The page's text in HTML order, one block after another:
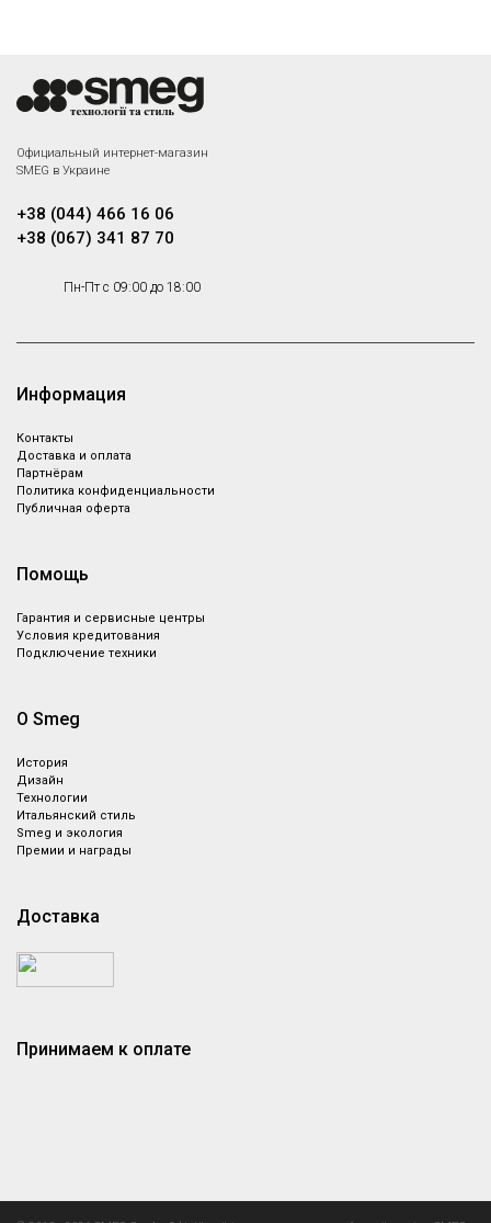
Назад
Smeg COL19H
Аксессуары Стандартный,
Под заказ
34 см
Под заказ
Smeg KITDSQ
Дозатор для жидкого мыла
Под заказ
Дозатор для жидкого мыла
Под заказ
Официальный интернет-магазин
SMEG в Украине
+38 (044) 466 16 06
+38 (067) 341 87 70
Пн-Пт с 09:00 до 18:00
Информация
Контакты
Доставка и оплата
Партнёрам
Политика конфиденциальности
Публичная оферта
Помощь
Гарантия и сервисные центры
Условия кредитования
Подключение техники
О Smeg
История
Дизайн
Технологии
Итальянский стиль
Smeg и экология
Премии и награды
Доставка
Принимаем к оплате